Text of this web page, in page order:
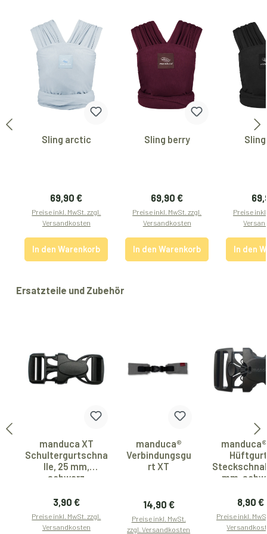
Sling arctic
Regulärer Preis:
69,90 €
Preise inkl. MwSt. zzgl.
Versandkosten
In den Warenkorb
Sling berry
Regulärer Preis:
69,90 €
Preise inkl. MwSt. zzgl.
Versandkosten
In den Warenkorb
Preise
In den
Produktgalerie überspringen
Ersatzteile und Zubehör
manduca XT
Schultergurtschna
lle, 25 mm,
schwarz
Regulärer Preis:
3,90 €
Preise inkl. MwSt. zzgl.
Versandkosten
manduca®
Verbindungsgu
rt XT
Regulärer Preis:
14,90 €
Preise inkl. MwSt.
zzgl. Versandkosten
mm,
8,90 €
Preise inkl.